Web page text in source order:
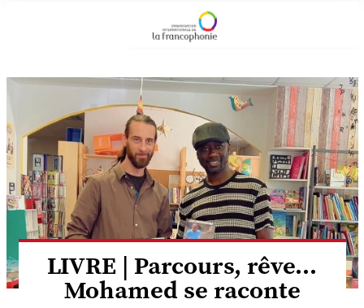
LIVRE | Parcours, rêve...
Mohamed se raconte